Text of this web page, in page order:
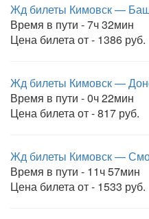
Жд билеты Кимовск —
Время в пути - 7ч 32мин
Цена билета от - 1386 руб.
Жд билеты Кимовск —
Время в пути - 0ч 22мин
Цена билета от - 817 руб.
Жд билеты Кимовск —
Время в пути - 11ч 57мин
Цена билета от - 1533 руб.